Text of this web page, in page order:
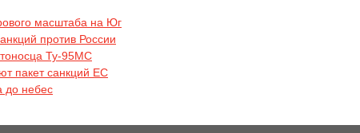
масштаба на Юг
против России
Ту-95МС
пакет санкций ЕС
до небес